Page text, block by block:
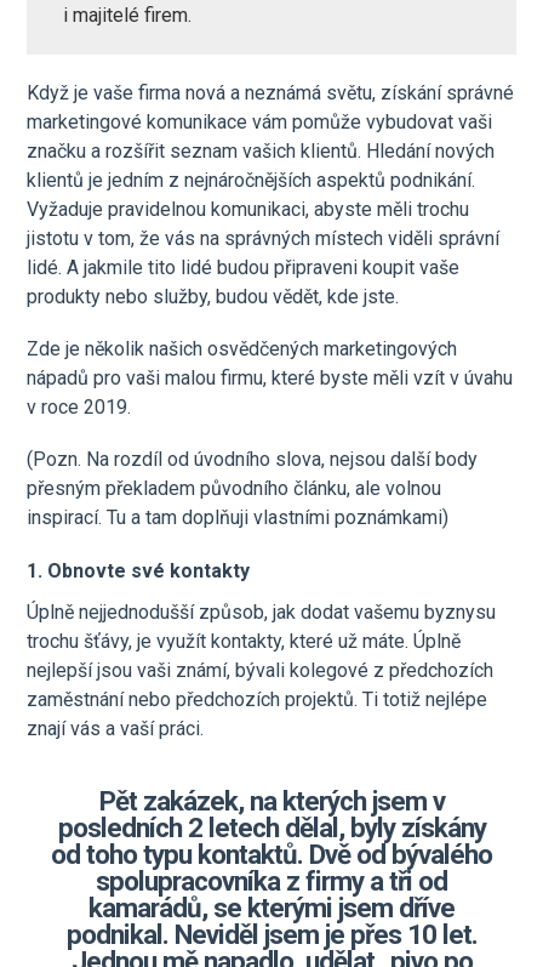
i majitelé firem.
Když je vaše firma nová a neznámá světu, získání správné
marketingové komunikace vám pomůže vybudovat vaši
značku a rozšířit seznam vašich klientů. Hledání nových
klientů je jedním z nejnáročnějších aspektů podnikání.
Vyžaduje pravidelnou komunikaci, abyste měli trochu
jistotu v tom, že vás na správných místech viděli správní
lidé. A jakmile tito lidé budou připraveni koupit vaše
produkty nebo služby, budou vědět, kde jste.
Zde je několik našich osvědčených marketingových
nápadů pro vaši malou firmu, které byste měli vzít v úvahu
v roce 2019.
(Pozn. Na rozdíl od úvodního slova, nejsou další body
přesným překladem původního článku, ale volnou
inspirací. Tu a tam doplňuji vlastními poznámkami)
1. Obnovte své kontakty
Úplně nejjednodušší způsob, jak dodat vašemu byznysu
trochu šťávy, je využít kontakty, které už máte. Úplně
nejlepší jsou vaši známí, bývali kolegové z předchozích
zaměstnání nebo předchozích projektů. Ti totiž nejlépe
znají vás a vaší práci.
Pět zakázek, na kterých jsem v
posledních 2 letech dělal, byly získány
od toho typu kontaktů. Dvě od bývalého
spolupracovníka z firmy a tři od
kamarádů, se kterými jsem dříve
podnikal. Neviděl jsem je přes 10 let.
Jednou mě napadlo, udělat „pivo po